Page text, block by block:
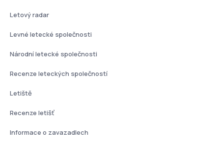
Letový radar
Levné letecké společnosti
Národní letecké společnosti
Recenze leteckých společností
Letiště
Recenze letišť
Informace o zavazadlech